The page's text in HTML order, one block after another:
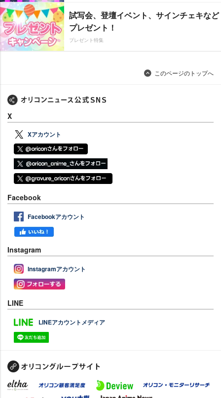
試写会、登壇イベント、サインチェキなど
プレゼント！
プレゼント特集
このページのトップへ
X
Xアカウント
Facebook
Facebookアカウント
Instagram
Instagramアカウント
LINE
LINEアカウントメディア